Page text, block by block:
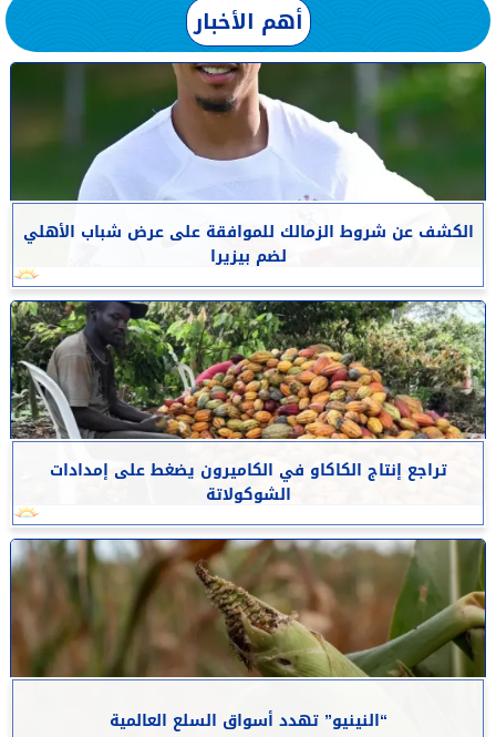
أهم الأخبار
الكشف عن شروط الزمالك للموافقة على عرض شباب الأهلي
لضم بيزيرا
تراجع إنتاج الكاكاو في الكاميرون يضغط على إمدادات
الشوكولاتة
“النينيو” تهدد أسواق السلع العالمية